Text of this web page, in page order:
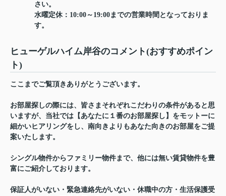
さい。
水曜定休：10:00～19:00までの営業時間となっておりま
す。
ヒューゲルハイム岸谷のコメント(おすすめポイン
ト)
ここまでご覧頂きありがとうございます。
お部屋探しの際には、皆さまそれぞれこだわりの条件があると思
いますが、当社では【あなたに１番のお部屋探し】をモットーに
細かいヒアリングをし、南向きよりもあなた向きのお部屋をご提
案いたします。
シングル物件からファミリー物件まで、他には無い賃貸物件を豊
富にご紹介しております。
保証人がいない・緊急連絡先がいない・休職中の方・生活保護受